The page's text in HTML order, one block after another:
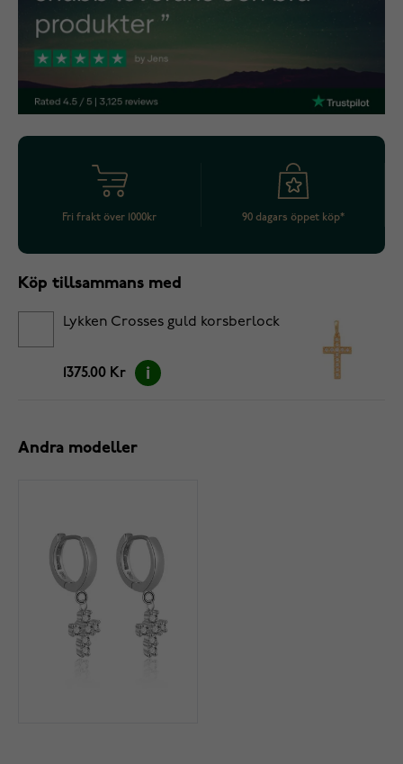
Fri frakt över 1000kr 90 dagars öppet köp*
Köp tillsammans med
Lykken Crosses guld korsberlock
1375.00 Kr
Andra modeller